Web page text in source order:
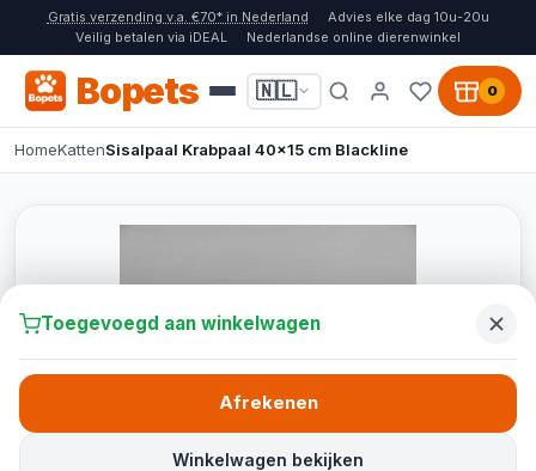
Gratis verzending v.a. €70* in Nederland
Advies elke dag 10u-20u
Veilig betalen via iDEAL
Nederlandse online dierenwinkel
Bopets 🇳🇱 0
HomeKattenSisalpaal Krabpaal 40x15 cm Blackline
Toegevoegd aan winkelwagen
Winkelwagen bekijken
Afrekenen